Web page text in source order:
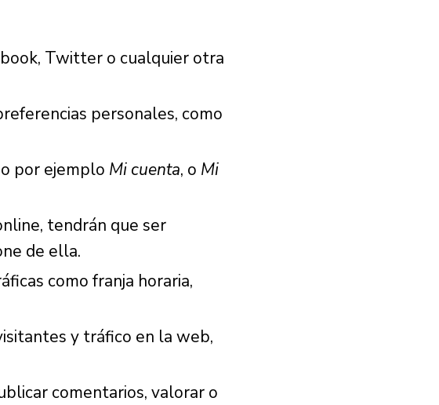
Twitter o cualquier otra
personales, como
por ejemplo Mi cuenta, o Mi
tendrán que ser
de ella.
como franja horaria,
y tráfico en la web,
comentarios, valorar o